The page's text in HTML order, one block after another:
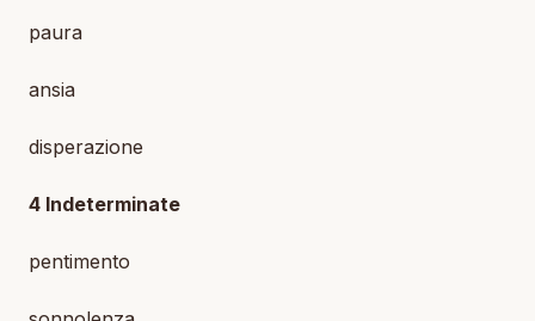
paura
ansia
disperazione
4 Indeterminate
pentimento